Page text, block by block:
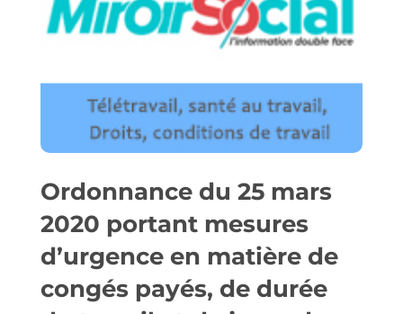
Ordonnance du 25 mars
2020 portant mesures
d’urgence en matière de
congés payés, de durée